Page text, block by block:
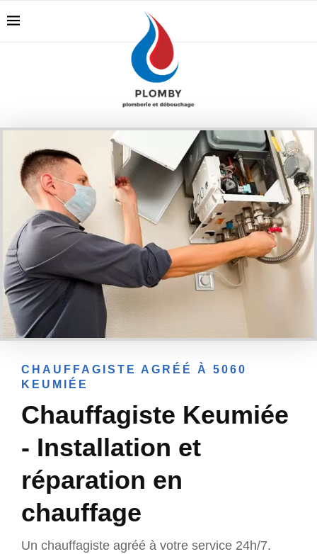
CHAUFFAGISTE AGRÉÉ À 5060
KEUMIÉE
Chauffagiste Keumiée
- Installation et
réparation en
chauffage
Un chauffagiste agréé à votre service 24h/7.